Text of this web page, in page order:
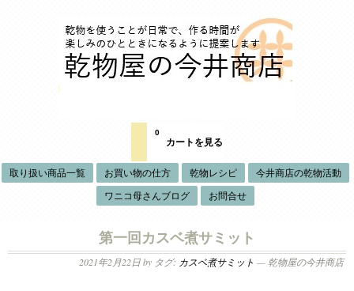
カートを見る
0
取り扱い商品一覧 お買い物の仕方 乾物レシピ 今井商店の乾物活動
ワニコ母さんブログ お問合せ
第一回カスベ煮サミット
2021年2月22日by タグ: カスベ煮サミット — 乾物屋の今井商店